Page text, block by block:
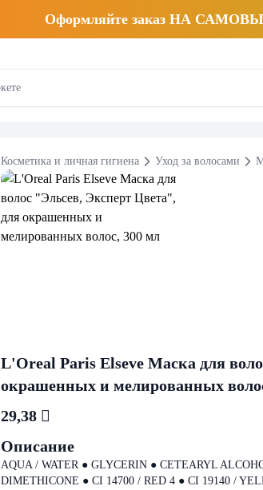
Оформляйте заказ НА
Косметика и личная гигиена Уход за волосами
L'Oreal Paris Elseve Маска для
окрашенных и мелированных
29,38 
Описание
AQUA / WATER ● GLYCERIN ● CETEARYL
DIMETHICONE ● CI 14700 / RED 4 ● CI 19140 /